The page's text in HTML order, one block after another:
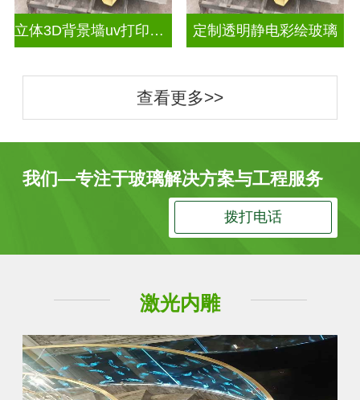
立体3D背景墙uv打印玻璃 定制透明静电彩绘玻璃
查看更多>>
我们—专注于玻璃解决方案与工程服务
拨打电话
激光内雕